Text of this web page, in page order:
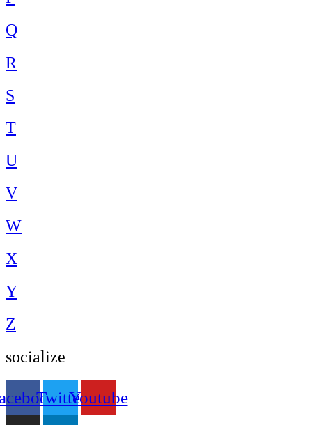
Q
R
S
T
U
V
W
X
Y
Z
socialize
TwitterYoutube